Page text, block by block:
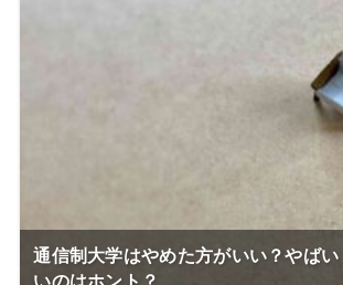
通信制大学はやめた方がいい？やば
いのはホント？